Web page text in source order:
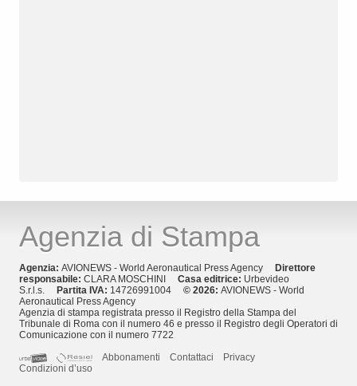
Agenzia di Stampa
Agenzia: AVIONEWS - World Aeronautical Press Agency Direttore
responsabile: CLARA MOSCHINI Casa editrice: Urbevideo
S.r.l.s. Partita IVA: 14726991004 © 2026: AVIONEWS - World
Aeronautical Press Agency
Agenzia di stampa registrata presso il Registro della Stampa del
Tribunale di Roma con il numero 46 e presso il Registro degli Operatori di
Comunicazione con il numero 7722
Abbonamenti
Contattaci
Privacy
Condizioni d’uso